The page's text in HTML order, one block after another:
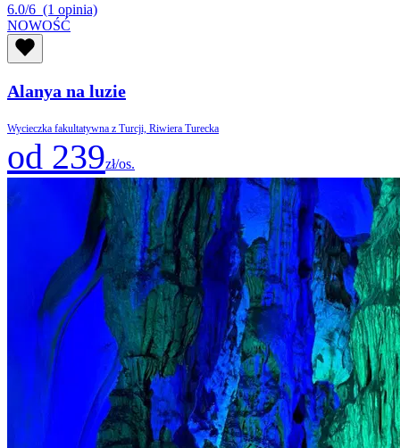
6.0/6 (1 opinia)
NOWOŚĆ
Alanya na luzie
Wycieczka fakultatywna z Turcji, Riwiera Turecka
od 239zł/os.